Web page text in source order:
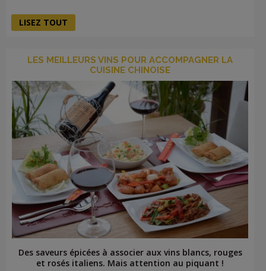
LISEZ TOUT
LES MEILLEURS VINS POUR ACCOMPAGNER LA
CUISINE CHINOISE
Des saveurs épicées à associer aux vins blancs, rouges
et rosés italiens. Mais attention au piquant !